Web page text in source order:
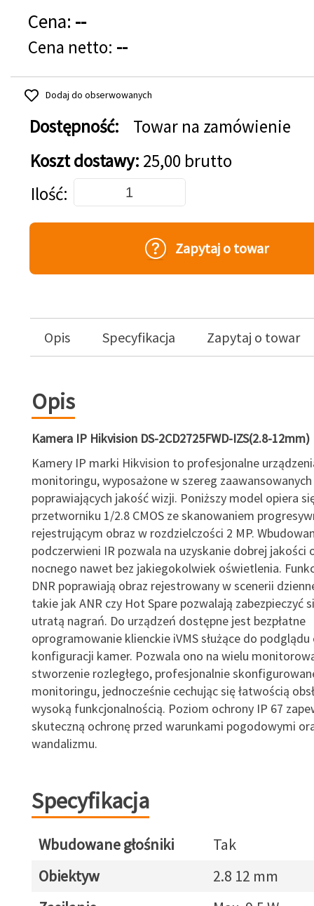
Cena: --
Cena netto: --
Dodaj do obserwowanych
Dostępność:
Towar na zamówienie
Koszt dostawy: 25,00 brutto
Dodaj do koszyka
Ilość
Zapytaj o towar
Opis Specyfikacja Zapytaj o towar
Opis
Kamera IP Hikvision DS-2CD2725FWD-IZS(2.8-12mm)
Kamery IP marki Hikvision to profesjonalne
monitoringu, wyposażone w szereg
poprawiających jakość wizji. Poniższy model opiera
przetworniku 1/2.8 CMOS ze skanowaniem
rejestrującym obraz w rozdzielczości 2 MP.
podczerwieni IR pozwala na uzyskanie dobrej jakości
nocnego nawet bez jakiegokolwiek oświetlenia.
DNR poprawiają obraz rejestrowany w scenerii
takie jak ANR czy Hot Spare pozwalają zabezpieczyć
utratą nagrań. Do urządzeń dostępne jest bezpłatne
oprogramowanie klienckie iVMS służące do podglądu
konfiguracji kamer. Pozwala ono na wielu
stworzenie rozległego, profesjonalnie
monitoringu, jednocześnie cechując się łatwością
wysoką funkcjonalnością. Poziom ochrony IP 67
skuteczną ochronę przed warunkami pogodowymi
wandalizmu.
Specyfikacja
Wbudowane głośniki
Tak
Obiektyw
2.8 12 mm